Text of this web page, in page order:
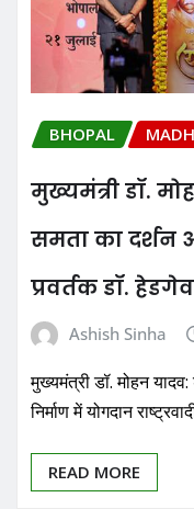
BHOPAL
मुख्यमंत्री डॉ.
समता का दर्शन
प्रवर्तक डॉ.
Ashish Sinha
मुख्यमंत्री डॉ. मोहन
निर्माण में योगदान
READ MORE